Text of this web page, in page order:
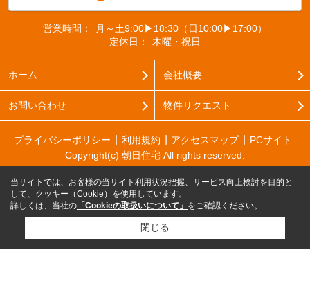
営業時間：
月～土9:00▶18:30（日10:00▶17:00）
定休日：
木曜・祝日
ホーム 会社概要
お問い合わせ 物件リクエスト
プライバシーポリシー 利用規約 アクセスマップ
PCサイト
Copyright(c) 朝日住宅 All rights reserved.
当サイトでは、お客様の当サイト利用状況把握、サービス向上検討を目的と
して、クッキー（Cookie）を使用しています。
詳しくは、当社の 「Cookieの取扱いについて」 をご確認ください。
閉じる